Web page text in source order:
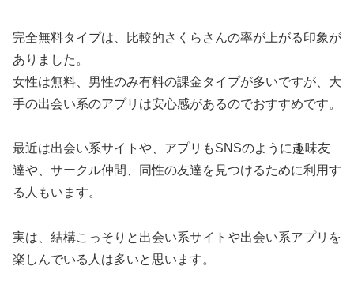
完全無料タイプは、比較的さくらさんの率が上がる印象が
ありました。
女性は無料、男性のみ有料の課金タイプが多いですが、大
手の出会い系のアプリは安心感があるのでおすすめです。
最近は出会い系サイトや、アプリもSNSのように趣味友
達や、サークル仲間、同性の友達を見つけるために利用す
る人もいます。
実は、結構こっそりと出会い系サイトや出会い系アプリを
楽しんでいる人は多いと思います。